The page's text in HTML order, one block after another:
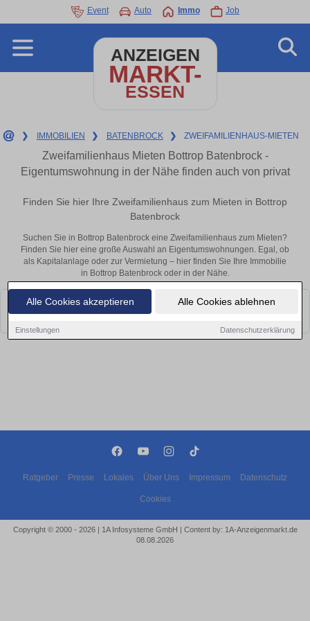
Alle Cookies akzeptieren Alle Cookies ablehnen
Einstellungen Datenschutzerklärung
Event Auto Immo Job
ANZEIGEN
MARKT-
ESSEN
❯ IMMOBILIEN ❯ BATENBROCK ❯ ZWEIFAMILIENHAUS-MIETEN
Zweifamilienhaus Mieten Bottrop Batenbrock -
Eigentumswohnung in der Nähe finden auch von privat
Finden Sie hier Ihre Zweifamilienhaus zum Mieten in Bottrop
Batenbrock
Suchen Sie in Bottrop Batenbrock eine Zweifamilienhaus zum Mieten?
Finden Sie hier eine große Auswahl an Eigentumswohnungen. Egal, ob
als Kapitalanlage oder zur Vermietung – hier finden Sie Ihre Immobilie
in Bottrop Batenbrock oder in der Nähe.
Leider konnten wir derzeit keine passenden Objekte finden. Schauen Sie
bald wieder vorbei!
Ratgeber Presse Lokales Über Uns Impressum Datenschutz
Cookies
Copyright © 2000 - 2026 | 1A Infosysteme GmbH | Content by: 1A-Anzeigenmarkt.de
08.08.2026